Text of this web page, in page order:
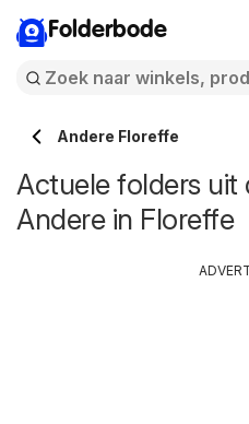
Folderbode
Andere Floreffe
Actuele folders uit
Andere in Floreffe